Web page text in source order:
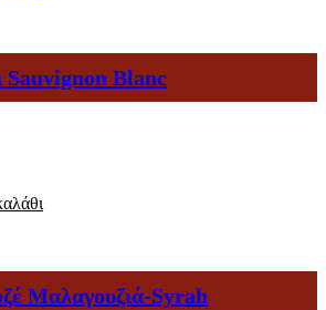
Blanc
Μαλαγουζιά-Syrah